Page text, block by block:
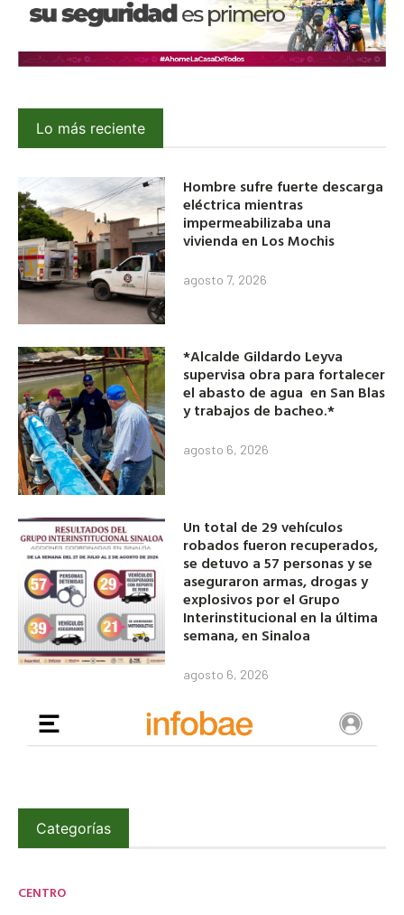
Lo más reciente
Hombre sufre fuerte descarga
eléctrica mientras
impermeabilizaba una
vivienda en Los Mochis
agosto 7, 2026
*Alcalde Gildardo Leyva
supervisa obra para fortalecer
el abasto de agua en San Blas
y trabajos de bacheo.*
agosto 6, 2026
Un total de 29 vehículos
robados fueron recuperados,
se detuvo a 57 personas y se
aseguraron armas, drogas y
explosivos por el Grupo
Interinstitucional en la última
semana, en Sinaloa
agosto 6, 2026
Categorías
CENTRO